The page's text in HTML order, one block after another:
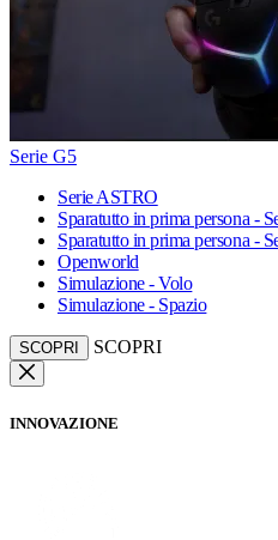
Serie G5
Serie ASTRO
Sparatutto in prima persona -
Sparatutto in prima persona -
Openworld
Simulazione - Volo
Simulazione - Spazio
SCOPRI SCOPRI
INNOVAZIONE